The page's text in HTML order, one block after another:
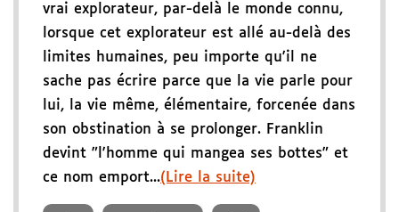
vrai explorateur, par-delà le monde connu,
lorsque cet explorateur est allé au-delà des
limites humaines, peu importe qu'il ne
sache pas écrire parce que la vie parle pour
lui, la vie même, élémentaire, forcenée dans
son obstination à se prolonger. Franklin
devint "l'homme qui mangea ses bottes" et
ce nom emport...(Lire la suite)